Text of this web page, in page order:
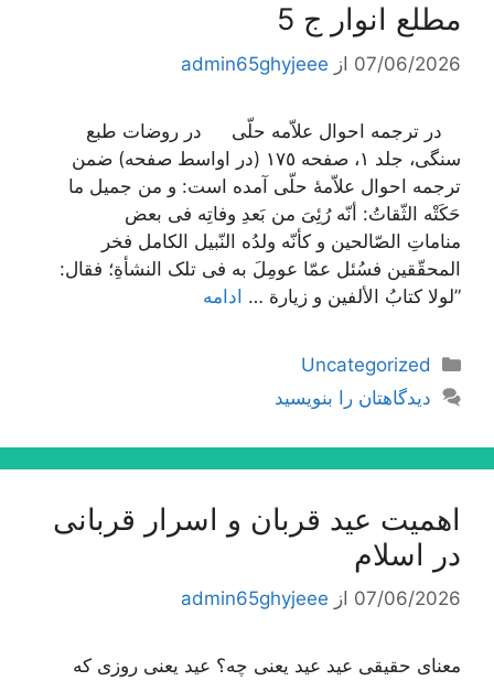
مطلع انوار ج 5
07/06/2026 از admin65ghyjeee
در ترجمه احوال علاّمه حلّی در روضات طبع
سنگی، جلد ١، صفحه ١٧٥ (در اواسط صفحه) ضمن
ترجمه احوال علاّمۀ حلّی آمده است: و من جمیل ما
حَکَتْه الثّقاتُ: أنّه رُئِیَ من بَعدِ وفاتِه فی بعض
مناماتِ الصّالحین و کأنّه ولدُه النّبیل الکامل فخر
المحقّقین فسُئل عمّا عومِلَ به فی تلک النشأةِ؛ فقال:
”لولا کتابُ الألفین و زیارة … ادامه
دسته‌ها
Uncategorized
دیدگاهتان را بنویسید
اهمیت عید قربان و اسرار قربانی
در اسلام
07/06/2026 از admin65ghyjeee
معنای حقیقی عید عید یعنی چه؟ عید یعنی روزی که